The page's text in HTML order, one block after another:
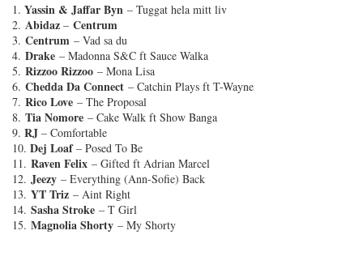
1. Yassin & Jaffar Byn – Tuggat hela mitt liv
2. Abidaz – Centrum
3. Centrum – Vad sa du
4. Drake – Madonna S&C ft Sauce Walka
5. Rizzoo Rizzoo – Mona Lisa
6. Chedda Da Connect – Catchin Plays ft T-Wayne
7. Rico Love – The Proposal
8. Tia Nomore – Cake Walk ft Show Banga
9. RJ – Comfortable
10. Dej Loaf– Posed To Be
11. Raven Felix – Gifted ft Adrian Marcel
12. Jeezy – Everything (Ann-Sofie) Back
13. YT Triz – Aint Right
14. Sasha Stroke – T Girl
15. Magnolia Shorty – My Shorty